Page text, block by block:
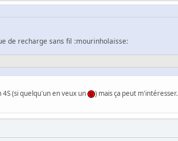
de recharge sans fil :mourinholaisse:
(si quelqu'un en veux un ) mais ça peut m'intéresser.